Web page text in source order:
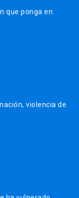
que ponga en
violencia de